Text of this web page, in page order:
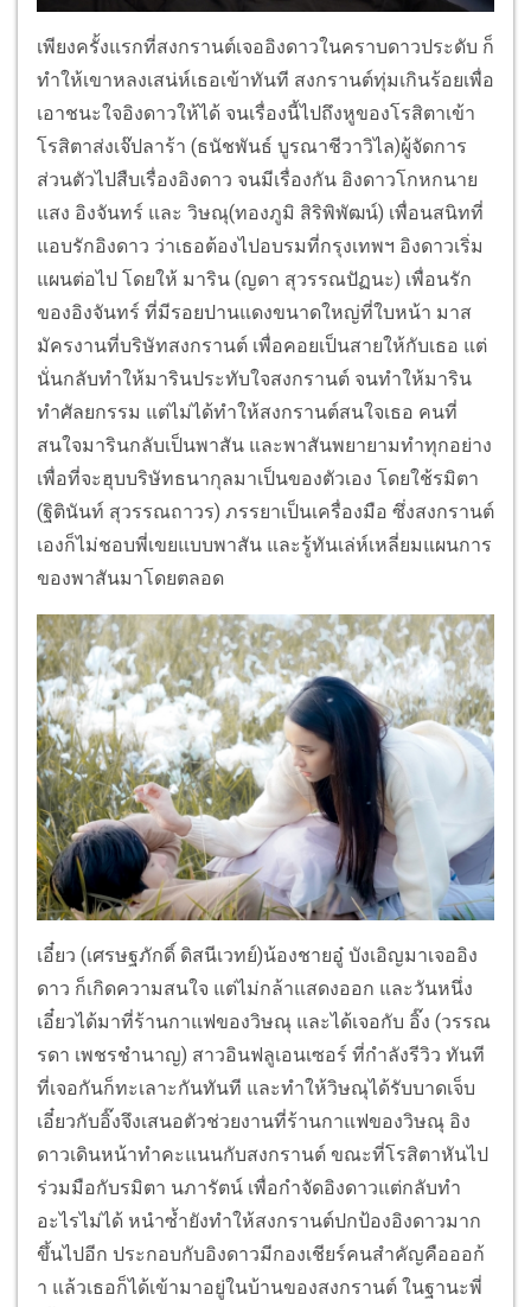
เพียงครั้งแรกที่สงกรานต์เจออิงดาวในคราบดาวประดับ ก็
ทำให้เขาหลงเสน่ห์เธอเข้าทันที สงกรานต์ทุ่มเกินร้อยเพื่อ
เอาชนะใจอิงดาวให้ได้ จนเรื่องนี้ไปถึงหูของโรสิตาเข้า
โรสิตาส่งเจ๊ปลาร้า (ธนัชพันธ์ บูรณาชีวาวิไล)ผู้จัดการ
ส่วนตัวไปสืบเรื่องอิงดาว จนมีเรื่องกัน อิงดาวโกหกนาย
แสง อิงจันทร์ และ วิษณุ(ทองภูมิ สิริพิพัฒน์) เพื่อนสนิทที่
แอบรักอิงดาว ว่าเธอต้องไปอบรมที่กรุงเทพฯ อิงดาวเริ่ม
แผนต่อไป โดยให้ มาริน (ญดา สุวรรณปัฏนะ) เพื่อนรัก
ของอิงจันทร์ ที่มีรอยปานแดงขนาดใหญ่ที่ใบหน้า มาส
มัครงานที่บริษัทสงกรานต์ เพื่อคอยเป็นสายให้กับเธอ แต่
นั่นกลับทำให้มารินประทับใจสงกรานต์ จนทำให้มาริน
ทำศัลยกรรม แต่ไม่ได้ทำให้สงกรานต์สนใจเธอ คนที่
สนใจมารินกลับเป็นพาสัน และพาสันพยายามทำทุกอย่าง
เพื่อที่จะฮุบบริษัทธนากุลมาเป็นของตัวเอง โดยใช้รมิตา
(ฐิตินันท์ สุวรรณถาวร) ภรรยาเป็นเครื่องมือ ซึ่งสงกรานต์
เองก็ไม่ชอบพี่เขยแบบพาสัน และรู้ทันเล่ห์เหลี่ยมแผนการ
ของพาสันมาโดยตลอด
เอี๋ยว (เศรษฐภักดิ์ ดิสนีเวทย์)น้องชายอู๋ บังเอิญมาเจออิง
ดาว ก็เกิดความสนใจ แต่ไม่กล้าแสดงออก และวันหนึ่ง
เอี๋ยวได้มาที่ร้านกาแฟของวิษณุ และได้เจอกับ อิ๊ง (วรรณ
รดา เพชรชำนาญ) สาวอินฟลูเอนเซอร์ ที่กำลังรีวิว ทันที
ที่เจอกันก็ทะเลาะกันทันที และทำให้วิษณุได้รับบาดเจ็บ
เอี๋ยวกับอิ๊งจึงเสนอตัวช่วยงานที่ร้านกาแฟของวิษณุ อิง
ดาวเดินหน้าทำคะแนนกับสงกรานต์ ขณะที่โรสิตาหันไป
ร่วมมือกับรมิตา นภารัตน์ เพื่อกำจัดอิงดาวแต่กลับทำ
อะไรไม่ได้ หนำซ้ำยังทำให้สงกรานต์ปกป้องอิงดาวมาก
ขึ้นไปอีก ประกอบกับอิงดาวมีกองเชียร์คนสำคัญคือออก้
า แล้วเธอก็ได้เข้ามาอยู่ในบ้านของสงกรานต์ ในฐานะพี่